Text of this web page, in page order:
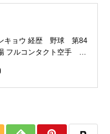
キョウ 経歴 野球 第84
フルコンタクト空手 日
FOKウェルター級王者
者 トレーニング依頼は